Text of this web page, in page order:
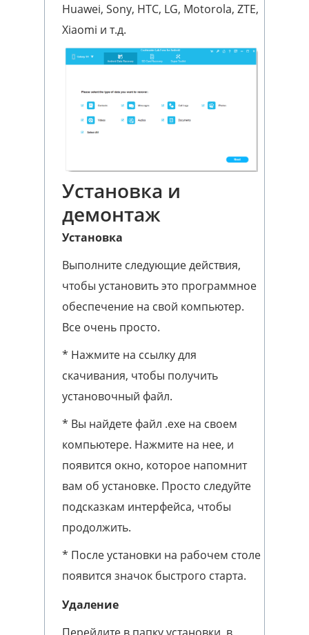
Huawei, Sony, HTC, LG, Motorola, ZTE,
Xiaomi и т.д.
Установка и
демонтаж
Установка
Выполните следующие действия,
чтобы установить это программное
обеспечение на свой компьютер.
Все очень просто.
* Нажмите на ссылку для
скачивания, чтобы получить
установочный файл.
* Вы найдете файл .exe на своем
компьютере. Нажмите на нее, и
появится окно, которое напомнит
вам об установке. Просто следуйте
подсказкам интерфейса, чтобы
продолжить.
* После установки на рабочем столе
появится значок быстрого старта.
Удаление
Перейдите в папку установки, в